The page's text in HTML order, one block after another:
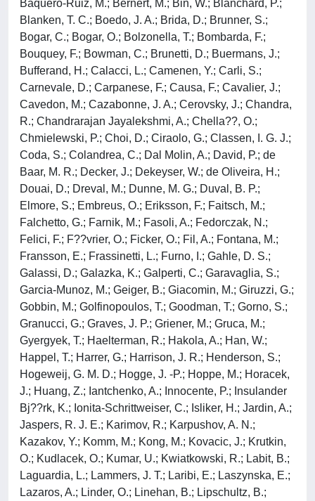
Baquero-Ruiz, M.; Bernert, M.; Bin, W.; Blanchard, P.;
Blanken, T. C.; Boedo, J. A.; Brida, D.; Brunner, S.;
Bogar, C.; Bogar, O.; Bolzonella, T.; Bombarda, F.;
Bouquey, F.; Bowman, C.; Brunetti, D.; Buermans, J.;
Bufferand, H.; Calacci, L.; Camenen, Y.; Carli, S.;
Carnevale, D.; Carpanese, F.; Causa, F.; Cavalier, J.;
Cavedon, M.; Cazabonne, J. A.; Cerovsky, J.; Chandra,
R.; Chandrarajan Jayalekshmi, A.; Chella??, O.;
Chmielewski, P.; Choi, D.; Ciraolo, G.; Classen, I. G. J.;
Coda, S.; Colandrea, C.; Dal Molin, A.; David, P.; de
Baar, M. R.; Decker, J.; Dekeyser, W.; de Oliveira, H.;
Douai, D.; Dreval, M.; Dunne, M. G.; Duval, B. P.;
Elmore, S.; Embreus, O.; Eriksson, F.; Faitsch, M.;
Falchetto, G.; Farnik, M.; Fasoli, A.; Fedorczak, N.;
Felici, F.; F??vrier, O.; Ficker, O.; Fil, A.; Fontana, M.;
Fransson, E.; Frassinetti, L.; Furno, I.; Gahle, D. S.;
Galassi, D.; Galazka, K.; Galperti, C.; Garavaglia, S.;
Garcia-Munoz, M.; Geiger, B.; Giacomin, M.; Giruzzi, G.;
Gobbin, M.; Golfinopoulos, T.; Goodman, T.; Gorno, S.;
Granucci, G.; Graves, J. P.; Griener, M.; Gruca, M.;
Gyergyek, T.; Haelterman, R.; Hakola, A.; Han, W.;
Happel, T.; Harrer, G.; Harrison, J. R.; Henderson, S.;
Hogeweij, G. M. D.; Hogge, J. -P.; Hoppe, M.; Horacek,
J.; Huang, Z.; Iantchenko, A.; Innocente, P.; Insulander
Bj??rk, K.; Ionita-Schrittweiser, C.; Isliker, H.; Jardin, A.;
Jaspers, R. J. E.; Karimov, R.; Karpushov, A. N.;
Kazakov, Y.; Komm, M.; Kong, M.; Kovacic, J.; Krutkin,
O.; Kudlacek, O.; Kumar, U.; Kwiatkowski, R.; Labit, B.;
Laguardia, L.; Lammers, J. T.; Laribi, E.; Laszynska, E.;
Lazaros, A.; Linder, O.; Linehan, B.; Lipschultz, B.;